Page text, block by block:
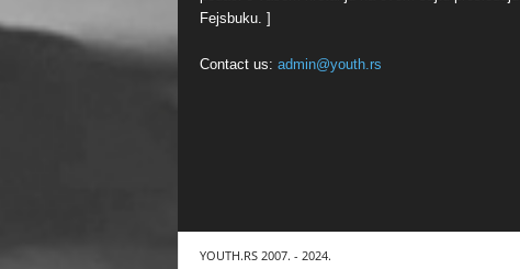
Fejsbuku. ]
Contact us: admin@youth.rs
YOUTH.RS 2007. - 2024.